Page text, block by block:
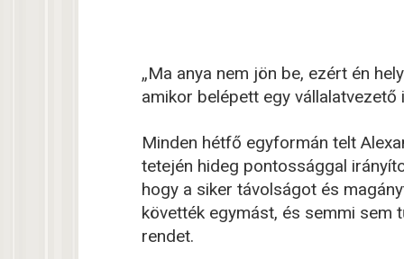
„Ma anya nem jön be, ezért én
amikor belépett egy
Minden hétfő egyformán telt
tetején hideg pontossággal
hogy a siker távolságot és
követték egymást, és semmi sem
rendet.